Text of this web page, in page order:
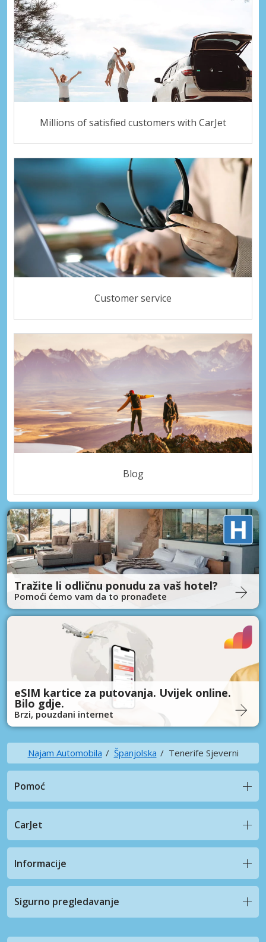
Millions of satisfied customers with CarJet
Customer service
Blog
Tražite li odličnu ponudu za vaš hotel?
Pomoći ćemo vam da to pronađete
eSIM kartice za putovanja. Uvijek online.
Bilo gdje.
Brzi, pouzdani internet
Najam Automobila Španjolska Tenerife Sjeverni
Pomoć
CarJet
Informacije
Sigurno pregledavanje